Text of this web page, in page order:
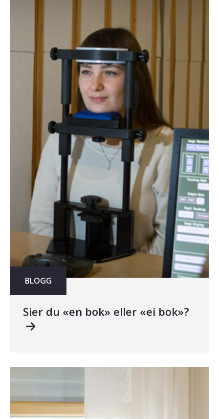
BLOGG
Sier du «en bok» eller «ei bok»?